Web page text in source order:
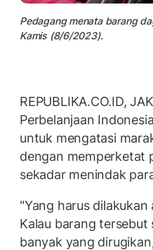
Pedagang menata barang
Kamis (8/6/2023).
REPUBLIKA.CO.ID,
Perbelanjaan
untuk mengatasi
dengan memperketat
sekadar menindak
"Yang harus
Kalau barang tersebut
banyak yang